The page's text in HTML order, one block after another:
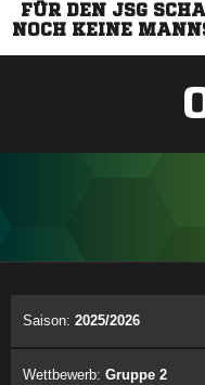
FÜR DEN JSG
NOCH KEINE
Saison: 2025/2026
Wettbewerb: Gruppe 2